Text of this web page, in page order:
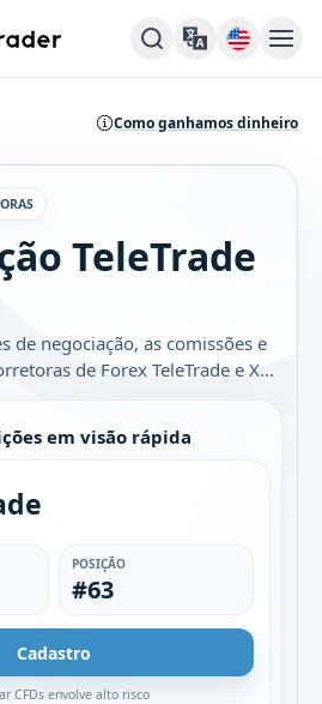
Como ganhamos dinheiro
TeleTrade
de negociação, as comissões e
de Forex TeleTrade e XM.
opção para você.
em visão rápida
POSIÇÃO
#63
Cadastro
CFDs envolve alto risco